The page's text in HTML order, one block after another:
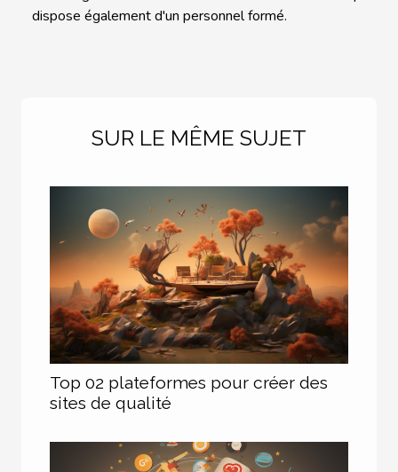
dispose également d'un personnel formé.
SUR LE MÊME SUJET
Top 02 plateformes pour créer des
sites de qualité